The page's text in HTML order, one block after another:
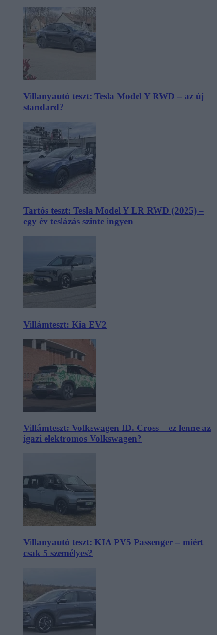
Villanyautó teszt: Tesla Model Y RWD – az új
standard?
Tartós teszt: Tesla Model Y LR RWD (2025) –
egy év teslázás szinte ingyen
Villámteszt: Kia EV2
Villámteszt: Volkswagen ID. Cross – ez lenne az
igazi elektromos Volkswagen?
Villanyautó teszt: KIA PV5 Passenger – miért
csak 5 személyes?